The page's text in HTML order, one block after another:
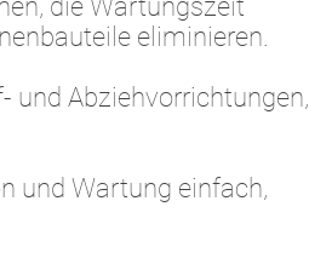
die Wartungszeit
eliminieren.
und Abziehvorrichtungen,
und Wartung einfach,